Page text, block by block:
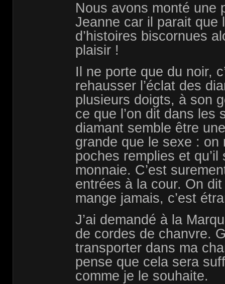
Nous avons monté une
Jeanne car il parait que
d’histoires biscornues
plaisir !
Il ne porte que du noir,
rehausser l’éclat des
plusieurs doigts, à son
ce que l’on dit dans les
diamant semble être
grande que le sexe : on
poches remplies et qu’il
monnaie. C’est
entrées à la cour. On
mange jamais, c’est
J’ai demandé à la
de cordes de chanvre.
transporter dans ma
pense que cela sera
comme je le souhaite.